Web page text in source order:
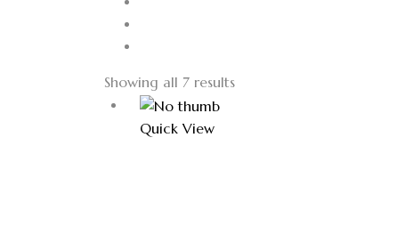
Showing all 7 results
Quick View